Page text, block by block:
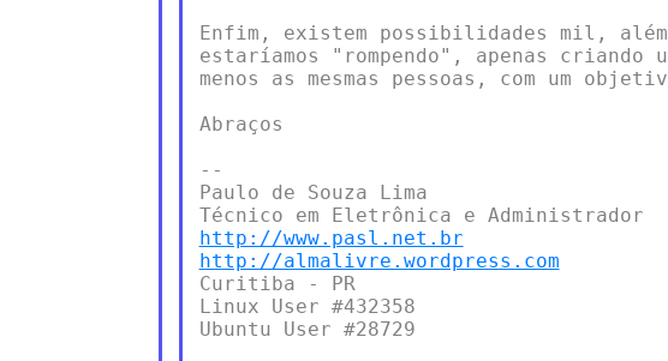
Enfim, existem possibilidades mil,
estaríamos "rompendo", apenas criando
menos as mesmas pessoas, com um
Abraços
--
Paulo de Souza Lima
http://www.pasl.net.br
http://almalivre.wordpress.com
Curitiba - PR
Linux User #432358
Ubuntu User #28729